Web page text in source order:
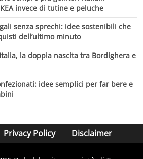
invece di tutine e peluche
senza sprechi: idee sostenibili che
dell’ultimo minuto
la doppia nascita tra Bordighera e
idee semplici per far bere e
Privacy Policy Disclaimer